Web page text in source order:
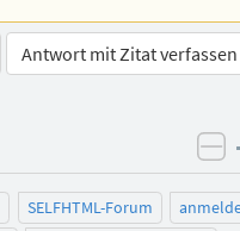
Antwort mit Zitat verfassen
SELFHTML-Forum